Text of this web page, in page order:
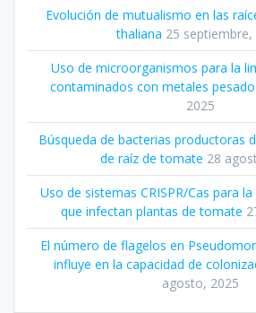
Evolución de mutualismo en las
thaliana 25 septiembre,
Uso de microorganismos para la
contaminados con metales
2025
Búsqueda de bacterias productoras
de raíz de tomate 28
Uso de sistemas CRISPR/Cas para
que infectan plantas de tomate
El número de flagelos en
influye en la capacidad de
agosto, 2025